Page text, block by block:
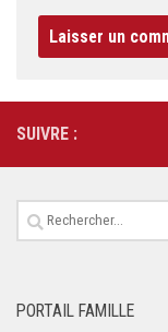
SUIVRE :
Rechercher :
PORTAIL FAMILLE